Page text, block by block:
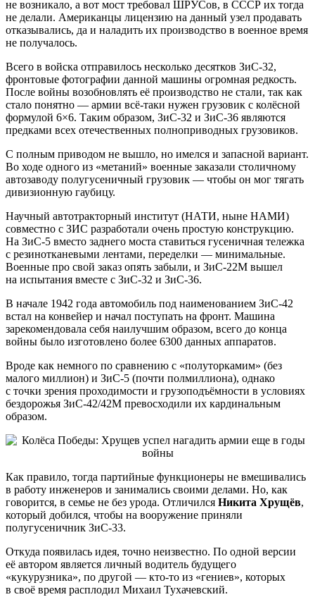
не возникало, а вот мост требовал ШРУСов, в СССР их тогда
не делали. Американцы лицензию на данный узел продавать
отказывались, да и наладить их производство в военное время
не получалось.
Всего в войска отправилось несколько десятков ЗиС-32,
фронтовые фотографии данной машины огромная редкость.
После войны возобновлять её производство не стали, так как
стало понятно — армии всё-таки нужен грузовик с колёсной
формулой 6×6. Таким образом, ЗиС-32 и ЗиС-36 являются
предками всех отечественных полноприводных грузовиков.
С полным приводом не вышло, но имелся и запасной вариант.
Во ходе одного из «метаний» военные заказали столичному
автозаводу полугусеничный грузовик — чтобы он мог тягать
дивизионную гаубицу.
Научный автотракторный институт (НАТИ, ныне НАМИ)
совместно с ЗИС разработали очень простую конструкцию.
На ЗиС-5 вместо заднего моста ставиться гусеничная тележка
с резинотканевыми лентами, переделки — минимальные.
Военные про свой заказ опять забыли, и ЗиС-22М вышел
на испытания вместе с ЗиС-32 и ЗиС-36.
В начале 1942 года автомобиль под наименованием ЗиС-42
встал на конвейер и начал поступать на фронт. Машина
зарекомендовала себя наилучшим образом, всего до конца
войны было изготовлено более 6300 данных аппаратов.
Вроде как немного по сравнению с «полуторкамим» (без
малого миллион) и ЗиС-5 (почти полмиллиона), однако
с точки зрения проходимости и грузоподъёмности в условиях
бездорожья ЗиС-42/42М превосходили их кардинальным
образом.
Как правило, тогда партийные функционеры не вмешивались
в работу инженеров и занимались своими делами. Но, как
говорится, в семье не без урода. Отличился Никита Хрущёв,
который добился, чтобы на вооружение приняли
полугусеничник ЗиС-33.
Откуда появилась идея, точно неизвестно. По одной версии
её автором является личный водитель будущего
«кукурузника», по другой — кто-то из «гениев», которых
в своё время расплодил Михаил Тухачевский.